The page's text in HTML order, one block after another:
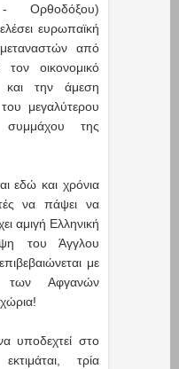
- Ορθοδόξου)
ευρωπαϊκή
από
οικονομικό
και την άμεση
μεγαλύτερου
συμμάχου της
εδώ και χρόνια
να πάψει να
αμιγή Ελληνική
του Άγγλου
με
των Αφγανών
υποδεχτεί στο
τρία